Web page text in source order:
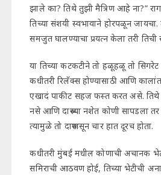
झाले का? तिथे तुझी मैत्रिण आहे ना?”
तिच्या संशयी स्वभावाने होरपळून जायचा.
समजुत घालण्याचा प्रयत्न केला तरी
या तिच्या कटकटीने तो हळूहळू तो
कधीतरी रिलॅक्स होण्यासाठी आणि
एखादं पाकीट सहज फस्त करत असे. तिथे
नसे आणि दारूच्या नशेत कोणी सापडला तर
त्यामुळे तो दारूपासून चार हात दूरच होता.
कधीतरी मुंबई मधील कोणाची अचानक
समिराची आठवण होई, तिच्या भेटीची